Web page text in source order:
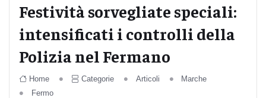
Festività sorvegliate speciali:
intensificati i controlli della
Polizia nel Fermano
Home Categorie Articoli
Marche
Fermo